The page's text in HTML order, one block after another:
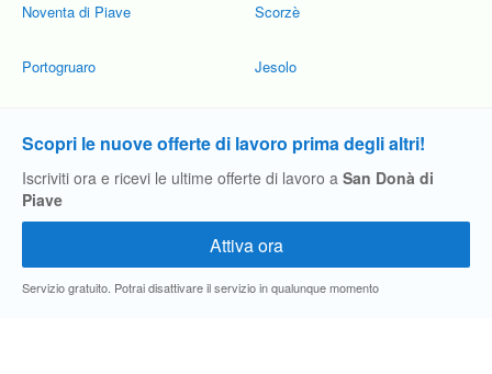
Noventa di Piave
Portogruaro
Scorzè
Jesolo
Scopri le nuove offerte di lavoro prima degli altri!
Iscriviti ora e ricevi le ultime offerte di lavoro a San Donà di
Piave
Servizio gratuito. Potrai disattivare il servizio in qualunque momento